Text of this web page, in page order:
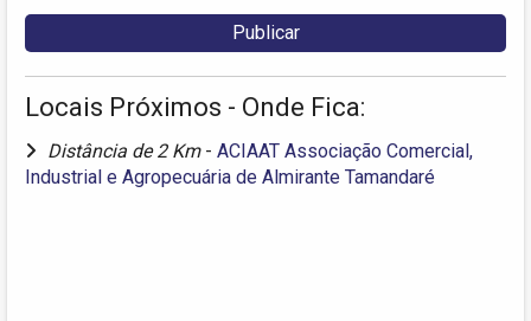
Locais Próximos - Onde Fica:
Distância de 2 Km - ACIAAT Associação Comercial,
Industrial e Agropecuária de Almirante Tamandaré